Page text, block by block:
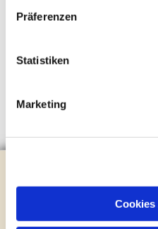
Präferenzen
Statistiken
Marketing
Cookies
Evangelische
Brockhagener Straße 28 |
0 52 04 / 36 28
Mail: